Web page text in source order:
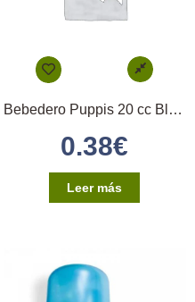
Bebedero Puppis 20 cc Blanco/Azul STA
0.38€
Leer más